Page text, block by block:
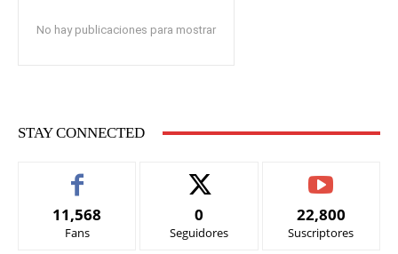
No hay publicaciones para mostrar
STAY CONNECTED
11,568
Fans
0
Seguidores
22,800
Suscriptores